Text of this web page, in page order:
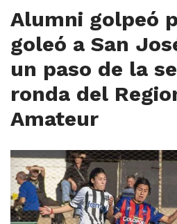
Alumni golpeó
goleó a San
un paso de la
ronda del
Amateur